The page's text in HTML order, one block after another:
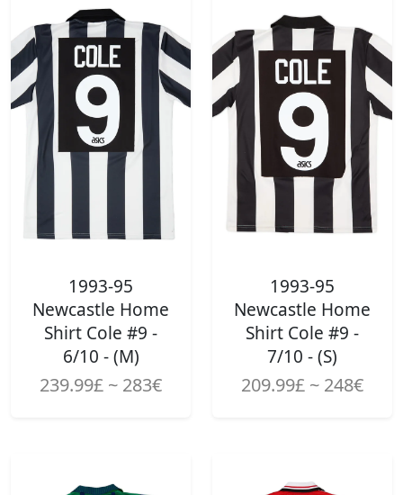
1993-95
Newcastle Home
Shirt Cole #9 -
6/10 - (M)
239.99£ ~ 283€
1993-95
Newcastle Home
Shirt Cole #9 -
7/10 - (S)
209.99£ ~ 248€